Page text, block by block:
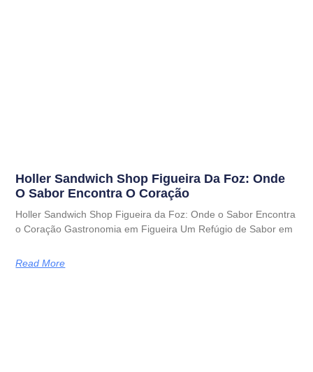
Holler Sandwich Shop Figueira Da Foz: Onde
O Sabor Encontra O Coração
Holler Sandwich Shop Figueira da Foz: Onde o Sabor Encontra
o Coração Gastronomia em Figueira Um Refúgio de Sabor em
Read More